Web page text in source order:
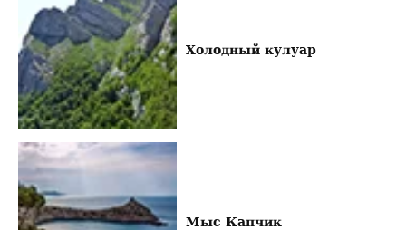
Холодный кулуар
Мыс Капчик